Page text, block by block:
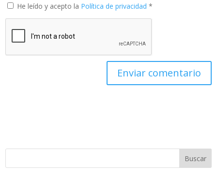
He leído y acepto la Política de privacidad*
Buscar